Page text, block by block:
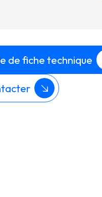
de fiche technique